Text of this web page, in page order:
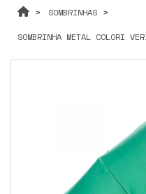
SOMBRINHAS
SOMBRINHA METAL COLORI